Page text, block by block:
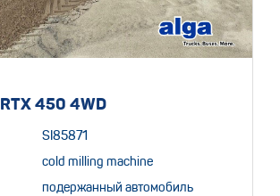
450 4WD
SI85871
cold milling machine
подержанный автомобиль